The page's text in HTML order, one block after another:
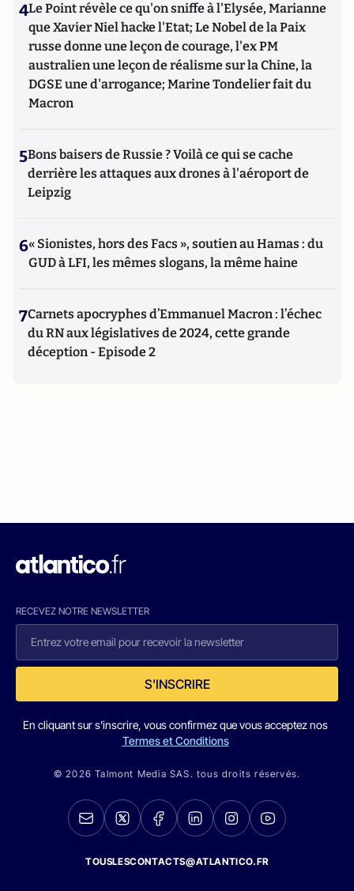
4Le Point révèle ce qu'on sniffe à l'Elysée, Marianne
que Xavier Niel hacke l'Etat; Le Nobel de la Paix
russe donne une leçon de courage, l'ex PM
australien une leçon de réalisme sur la Chine, la
DGSE une d'arrogance; Marine Tondelier fait du
Macron
5Bons baisers de Russie ? Voilà ce qui se cache
derrière les attaques aux drones à l'aéroport de
Leipzig
6« Sionistes, hors des Facs », soutien au Hamas : du
GUD à LFI, les mêmes slogans, la même haine
7Carnets apocryphes d’Emmanuel Macron : l’échec
du RN aux législatives de 2024, cette grande
déception - Episode 2
RECEVEZ NOTRE NEWSLETTER
S'INSCRIRE
En cliquant sur s'inscrire, vous confirmez que vous acceptez nos
Termes et Conditions
© 2026 Talmont Media SAS. tous droits réservés.
TOUSLESCONTACTS@ATLANTICO.FR